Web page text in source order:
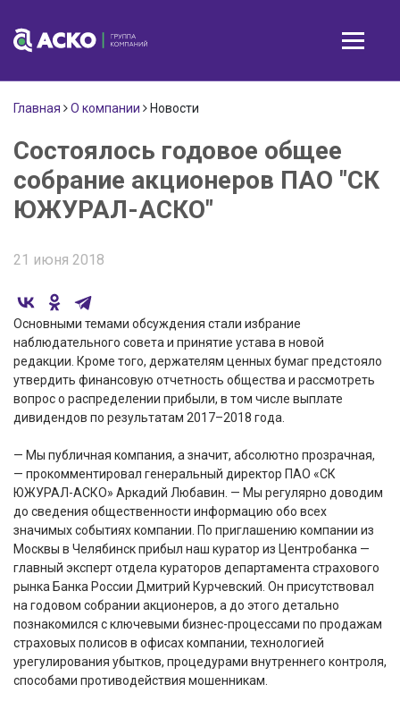
Главная О компании Новости
Состоялось годовое общее
собрание акционеров ПАО "СК
ЮЖУРАЛ-АСКО"
21 июня 2018
Основными темами обсуждения стали избрание
наблюдательного совета и принятие устава в новой
редакции. Кроме того, держателям ценных бумаг предстояло
утвердить финансовую отчетность общества и рассмотреть
вопрос о распределении прибыли, в том числе выплате
дивидендов по результатам 2017–2018 года.
— Мы публичная компания, а значит, абсолютно прозрачная,
— прокомментировал генеральный директор ПАО «СК
ЮЖУРАЛ-АСКО» Аркадий Любавин. — Мы регулярно доводим
до сведения общественности информацию обо всех
значимых событиях компании. По приглашению компании из
Москвы в Челябинск прибыл наш куратор из Центробанка —
главный эксперт отдела кураторов департамента страхового
рынка Банка России Дмитрий Курчевский. Он присутствовал
на годовом собрании акционеров, а до этого детально
познакомился с ключевыми бизнес-процессами по продажам
страховых полисов в офисах компании, технологией
урегулирования убытков, процедурами внутреннего контроля,
способами противодействия мошенникам.